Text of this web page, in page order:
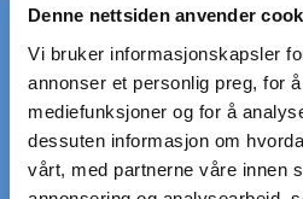
Denne nettsiden anvender
Vi bruker informasjonskapsler
annonser et personlig preg, for
mediefunksjoner og for å
dessuten informasjon om
vårt, med partnerne våre innen
RASK LEVERING
på standardrister